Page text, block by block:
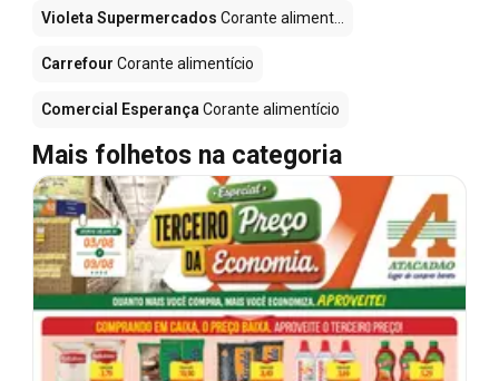
Violeta Supermercados Corante aliment...
Carrefour Corante alimentício
Comercial Esperança Corante alimentício
Mais folhetos na categoria